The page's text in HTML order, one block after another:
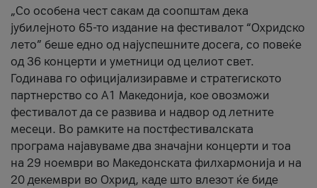
„Со особена чест сакам да соопштам дека
јубилејното 65-то издание на фестивалот “Охридско
лето” беше едно од најуспешните досега, со повеќе
од 36 концерти и уметници од целиот свет.
Годинава го официјализиравме и стратегиското
партнерство со А1 Македонија, кое овозможи
фестивалот да се развива и надвор од летните
месеци. Во рамките на постфестивалската
програма најавуваме два значајни концерти и тоа
на 29 ноември во Македонската филхармонија и на
20 декември во Охрид, каде што влезот ќе биде